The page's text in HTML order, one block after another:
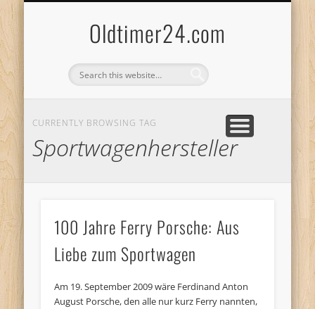
Oldtimer24.com
CURRENTLY BROWSING TAG
Sportwagenhersteller
100 Jahre Ferry Porsche: Aus
Liebe zum Sportwagen
Am 19. September 2009 wäre Ferdinand Anton
August Porsche, den alle nur kurz Ferry nannten,